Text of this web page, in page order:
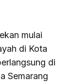
mulai
di Kota
di
Semarang